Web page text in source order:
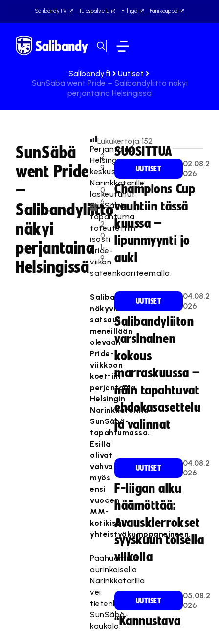
SalibandyTV Tulospalvelu F-liiga Fanikauppa
Salibandy.fi
Uutiset
SunSäbä went Pride – Salibandyliitto näkyi
perjantaina Helsingissä
SunSäbä
went Pride
–
Salibandyliitto
näkyi
perjantaina
Helsingissä
2
9
.
0
6
.
2
0
1
9
Lukukertoja:152
Perjantaina
Helsingin
keskustaan
Narinkkatorille
laskeutunut
SunSäbä-
tapahtuma
toteutettiin
isosti
Pride-
viikon
sateenkaariteemalla.
Salibandyliiton
näkyvin
satsaus
meneillään
olevaan
Pride-
viikkoon
koettiin
perjantaina
Helsingin
Narinkkatorilla
SunSäbä-
tapahtumassa.
Esillä
olivat
vahvasti
myös
ensi
vuoden
MM-
kotikisat
yhteistyökumppaneineen.
Päähuomion
aurinkoisella
Narinkkatorilla
vei
tietenkin
SunSäbä-
kaukalo,
SUOSITTUA
UUTISET
02.08.2
026
Champions Cup
vauhtiin tässä
kuussa –
lipunmyynti jo
auki
UUTISET
04.08.2
026
Salibandyliiton
varsinainen
kokous
marraskuussa –
näin tapahtuvat
ehdokasasettelu
ja valinnat
UUTISET
04.08.2
026
F-liigan alku
häämöttää:
Avauskierrokset
syyskuun toisella
viikolla
UUTISET
05.08.2
026
“Kannustava